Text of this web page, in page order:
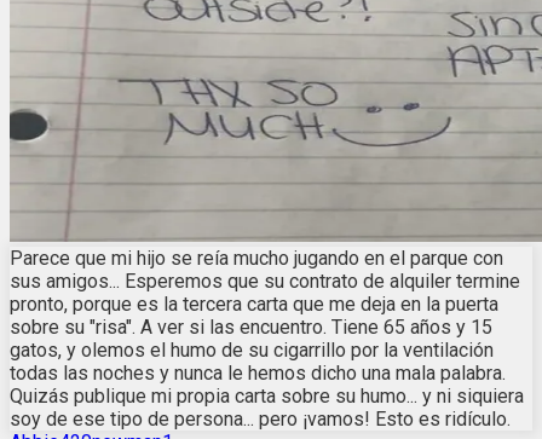
Parece que mi hijo se reía mucho jugando en el parque con
sus amigos... Esperemos que su contrato de alquiler termine
pronto, porque es la tercera carta que me deja en la puerta
sobre su "risa". A ver si las encuentro. Tiene 65 años y 15
gatos, y olemos el humo de su cigarrillo por la ventilación
todas las noches y nunca le hemos dicho una mala palabra.
Quizás publique mi propia carta sobre su humo... y ni siquiera
soy de ese tipo de persona... pero ¡vamos! Esto es ridículo.